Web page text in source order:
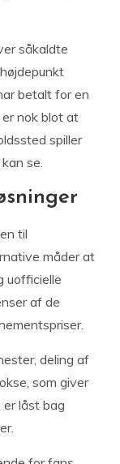
såkaldte
betalt for en
nok blot at
spiller
se.
til
måder at
uofficielle
af de
deling af
som giver
er låst bag